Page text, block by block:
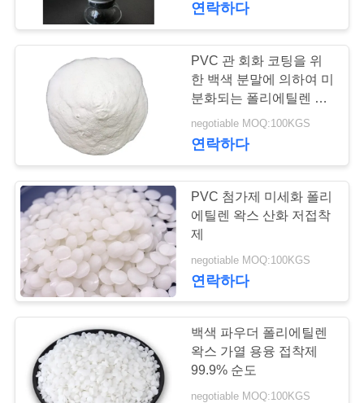
연락하다
PVC 관 회화 코팅을 위
한 백색 분말에 의하여 미
분화되는 폴리에틸렌 왁
negotiable MOQ:100KGS
연락하다
PVC 첨가제 미세화 폴리
에틸렌 왁스 산화 저접착
제
negotiable MOQ:100KGS
연락하다
백색 파우더 폴리에틸렌
왁스 가열 용융 접착제
99.9% 순도
negotiable MOQ:100KGS